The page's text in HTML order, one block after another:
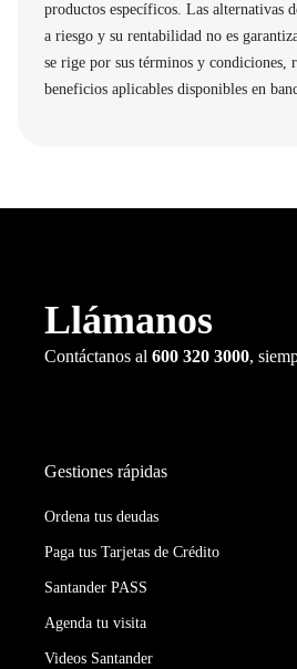
productos específicos. Las alternativas
a riesgo y su rentabilidad no es
se rige por sus términos y condiciones,
beneficios aplicables disponibles en
Llámanos
Contáctanos al 600 320 3000,
Gestiones rápidas
Ordena tus deudas
Paga tus Tarjetas de Crédito
Santander PASS
Agenda tu visita
Videos Santander